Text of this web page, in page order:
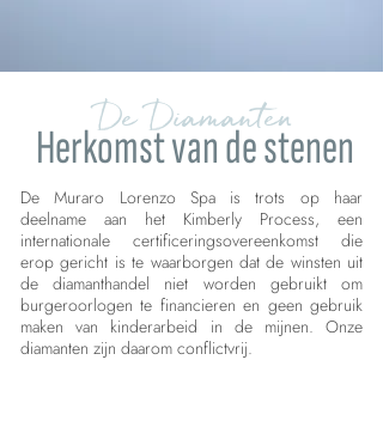
De Diamanten
Herkomst van de stenen
De Muraro Lorenzo Spa is trots op haar
deelname aan het Kimberly Process, een
internationale certificeringsovereenkomst die
erop gericht is te waarborgen dat de winsten uit
de diamanthandel niet worden gebruikt om
burgeroorlogen te financieren en geen gebruik
maken van kinderarbeid in de mijnen. Onze
diamanten zijn daarom conflictvrij.